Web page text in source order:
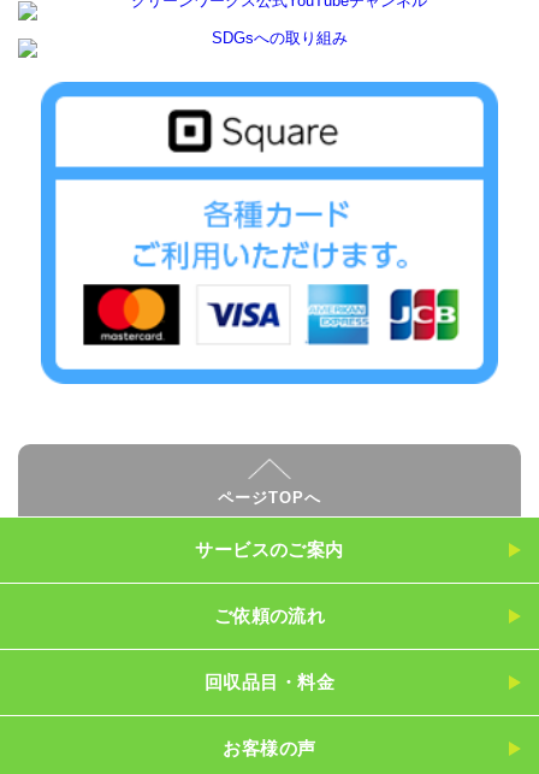
ページTOPへ
サービスのご案内
ご依頼の流れ
回収品目・料金
お客様の声